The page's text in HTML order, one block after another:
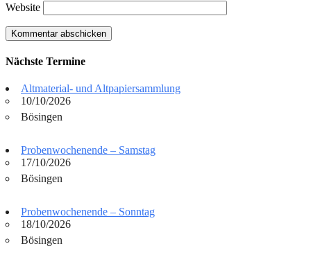
Website
Nächste Termine
Altmaterial- und Altpapiersammlung
10/10/2026
Bösingen
Probenwochenende – Samstag
17/10/2026
Bösingen
Probenwochenende – Sonntag
18/10/2026
Bösingen